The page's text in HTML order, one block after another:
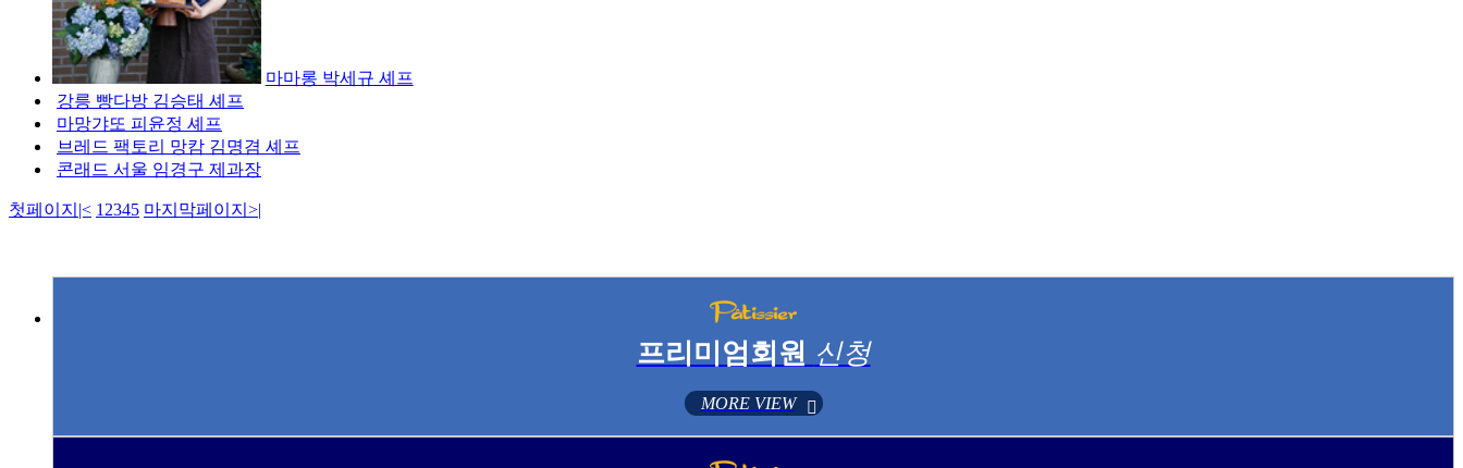
마마롱 박세규 셰프
강릉 빵다방 김승태 셰프
마망갸또 피윤정 셰프
브레드 팩토리 망캄 김명겸 셰프
콘래드 서울 임경구 제과장
첫페이지 |< 1 2345 마지막페이지 >|
프리미엄회원 신청
MORE VIEW